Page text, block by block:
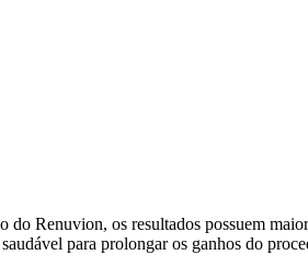
Renuvion, os resultados possuem
para prolongar os ganhos do